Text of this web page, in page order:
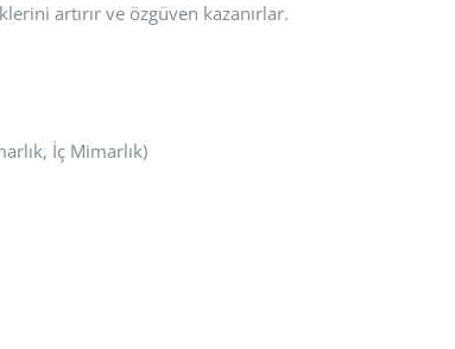
artırır ve özgüven kazanırlar.
İç Mimarlık)